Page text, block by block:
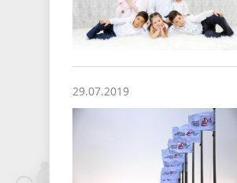
29.07.2019